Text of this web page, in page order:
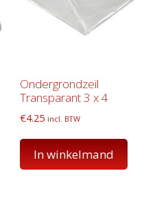
Ondergrondzeil
Transparant 3 x 4
€4.25 incl. BTW
In winkelmand